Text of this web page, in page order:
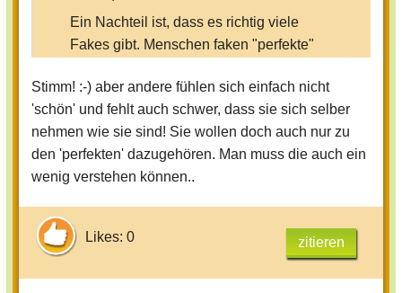
Ein Nachteil ist, dass es richtig viele
Fakes gibt. Menschen faken "perfekte"
Leute? Ihr seit alle toll und schön, wie ihr
seit! ♥ egal ob dick oder dünn, dumm
oder schlau, schwarz oder weiß,
braunäugig oder blauäugig, egal was!
Nehmt euch wie ihr seit & ihr seit schön!
:)
Stimm! :-) aber andere fühlen sich einfach nicht
'schön' und fehlt auch schwer, dass sie sich selber
nehmen wie sie sind! Sie wollen doch auch nur zu
den 'perfekten' dazugehören. Man muss die auch ein
wenig verstehen können..
Likes: 0 zitieren